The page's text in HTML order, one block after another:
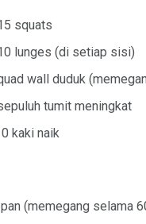
squats
lunges (di setiap sisi)
wall duduk
tumit meningkat
kaki naik
(memegang selama